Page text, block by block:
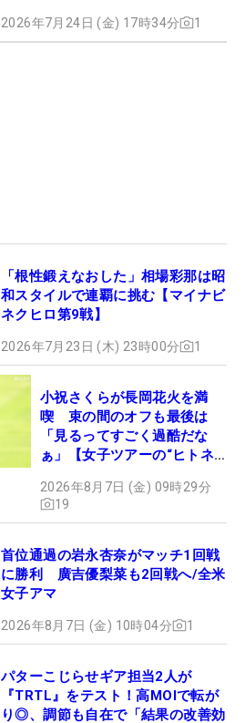
2026年7月24日 (金) 17時34分 1
「根性鍛えなおした」相場彩那は昭
和スタイルで連覇に挑む【マイナビ
ネクヒロ第9戦】
2026年7月23日 (木) 23時00分 1
小祝さくらが長岡花火を満
喫 束の間のオフも最後は
「見るってすごく過酷だな
ぁ」【女子ツアーの“ヒトネ
2026年8月7日 (金) 09時29分
19
首位通過の岩永杏奈がマッチ1回戦
に勝利 廣吉優梨菜も2回戦へ/全米
女子アマ
2026年8月7日 (金) 10時04分 1
パターこじらせギア担当2人が
『TRTL』をテスト！高MOIで転が
り◎、調節も自在で「結果の改善効